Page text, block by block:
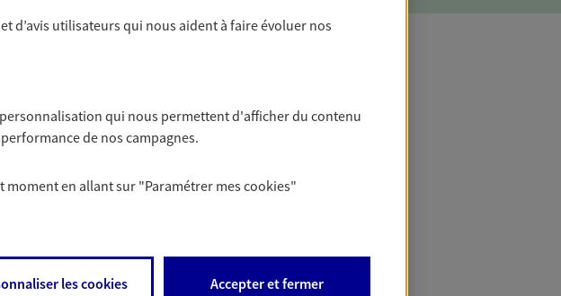
le contrat Ma
non salarié.
d’avis utilisateurs qui nous aident à faire évoluer nos
qui nous permettent d'afficher du contenu
de nos campagnes.
moment en allant sur "Paramétrer mescookies"
les cookies Accepter et fermer